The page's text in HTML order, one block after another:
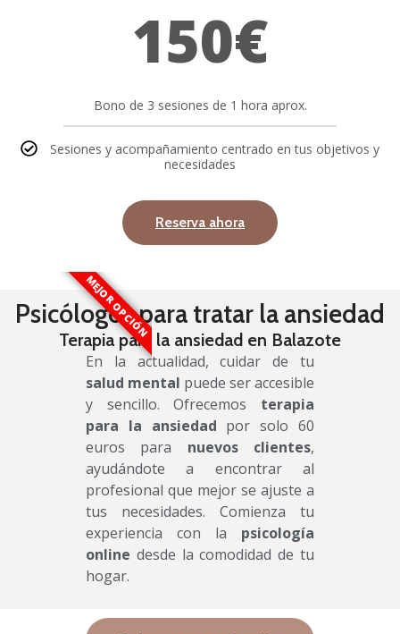
150€
Bono de 3 sesiones de 1 hora aprox.
Sesiones y acompañamiento centrado en tus objetivos y
necesidades
Reserva ahora
MEJOR OPCIÓN
Psicólogos para tratar la ansiedad
Terapia para la ansiedad en Balazote
En la actualidad, cuidar de tu
salud mental puede ser accesible
y sencillo. Ofrecemos terapia
para la ansiedad por solo 60
euros para nuevos clientes,
ayudándote a encontrar al
profesional que mejor se ajuste a
tus necesidades. Comienza tu
experiencia con la psicología
online desde la comodidad de tu
hogar.